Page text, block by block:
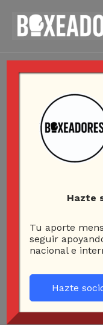
Hazte
Tu aporte
seguir
nacional e
Hazte